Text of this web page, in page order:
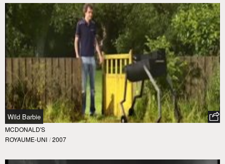
Wild Barbie
MCDONALD'S
ROYAUME-UNI / 2007